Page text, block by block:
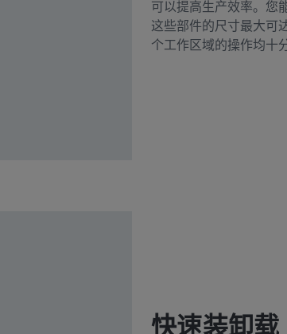
可以提高生产效率。您
这些部件的尺寸最大可
个工作区域的操作均十
快速装卸载